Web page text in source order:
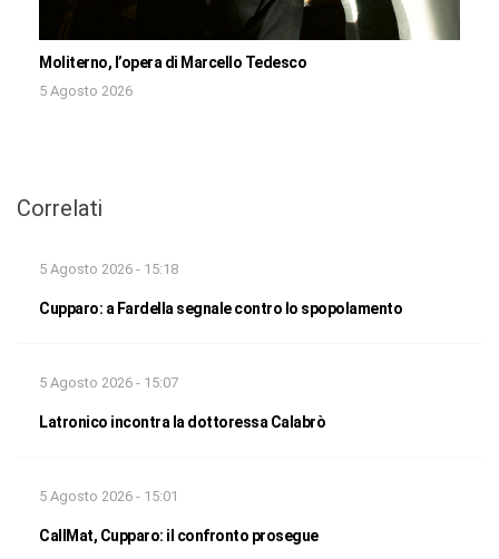
Moliterno, l’opera di Marcello Tedesco
5 Agosto 2026
Correlati
5 Agosto 2026 - 15:18
Cupparo: a Fardella segnale contro lo spopolamento
5 Agosto 2026 - 15:07
Latronico incontra la dottoressa Calabrò
5 Agosto 2026 - 15:01
CallMat, Cupparo: il confronto prosegue